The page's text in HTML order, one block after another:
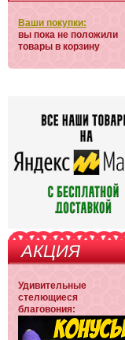
Ваши покупки:
вы пока не положили
товары в корзину
АКЦИЯ
Удивительные
стелющиеся
благовония: